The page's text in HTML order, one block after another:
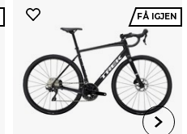
FÅ IGJEN